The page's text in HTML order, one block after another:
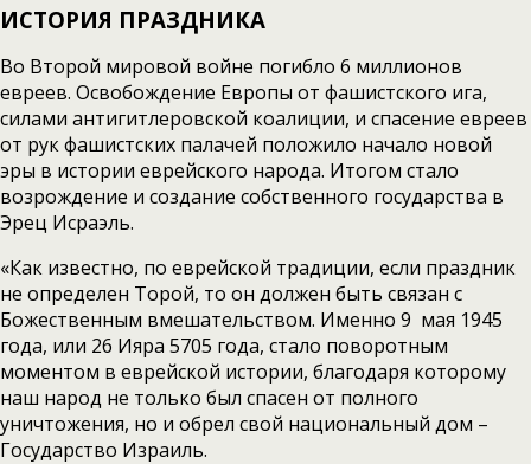
ИСТОРИЯ ПРАЗДНИКА
Во Второй мировой войне погибло 6 миллионов
евреев. Освобождение Европы от фашистского ига,
силами антигитлеровской коалиции, и спасение евреев
от рук фашистских палачей положило начало новой
эры в истории еврейского народа. Итогом стало
возрождение и создание собственного государства в
Эрец Исраэль.
«Как известно, по еврейской традиции, если праздник
не определен Торой, то он должен быть связан с
Божественным вмешательством. Именно 9 мая 1945
года, или 26 Ияра 5705 года, стало поворотным
моментом в еврейской истории, благодаря которому
наш народ не только был спасен от полного
уничтожения, но и обрел свой национальный дом –
Государство Израиль.